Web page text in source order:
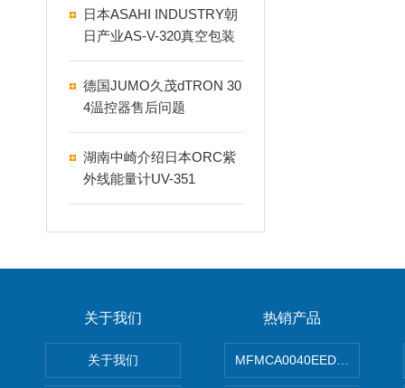
日本ASAHI INDUSTRY朝
日产业AS-V-320真空包装
机
德国JUMO久茂dTRON 30
4温控器售后问题
湖南中崎介绍日本ORC紫
外线能量计UV-351
关于我们
关于我们
热销产品
MFMCA0040EED-H日本